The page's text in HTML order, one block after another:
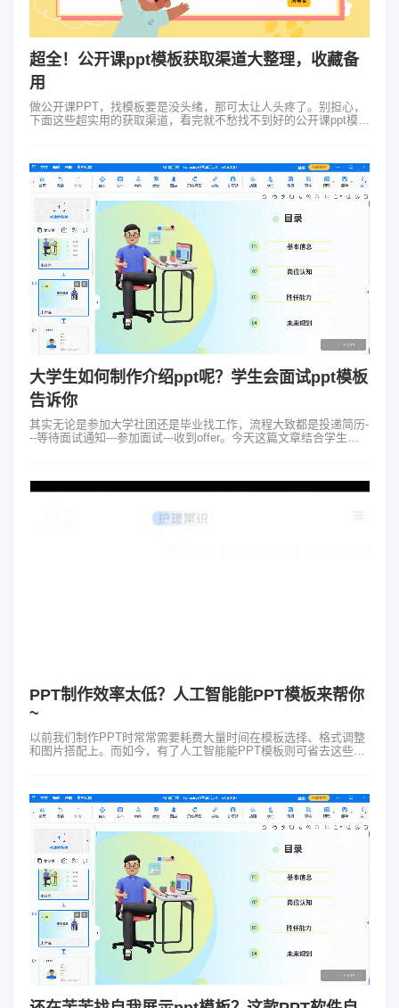
超全！公开课ppt模板获取渠道大整理，收藏备
用
做公开课PPT，找模板要是没头绪，那可太让人头疼了。别担心，
下面这些超实用的获取渠道，看完就不愁找不到好的公开课ppt模
大学生如何制作介绍ppt呢？学生会面试ppt模板
告诉你
其实无论是参加大学社团还是毕业找工作，流程大致都是投递简历-
--等待面试通知---参加面试---收到offer。今天这篇文章结合学生会
PPT制作效率太低？人工智能能PPT模板来帮你
~
以前我们制作PPT时常常需要耗费大量时间在模板选择、格式调整
和图片搭配上。而如今，有了人工智能能PPT模板则可省去这些繁